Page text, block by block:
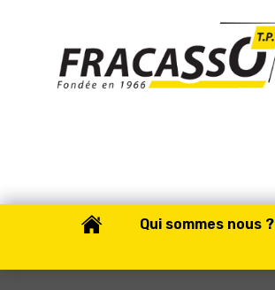
Qui sommes nous ?